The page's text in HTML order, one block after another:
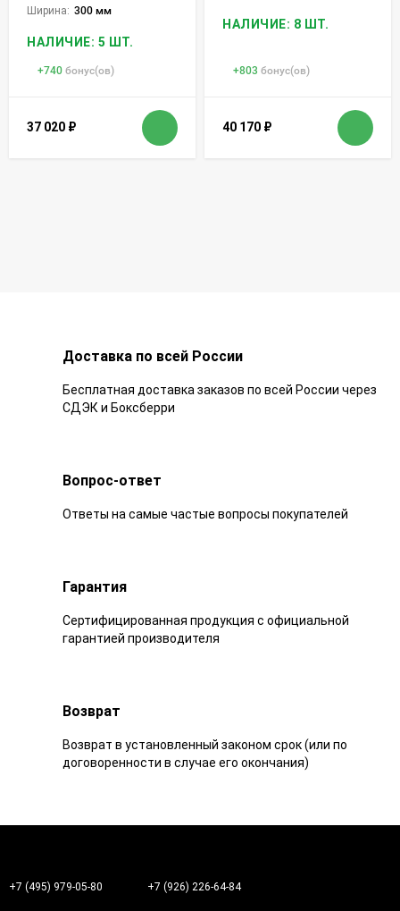
Ширина: 300 мм
НАЛИЧИЕ: 5 ШТ.
+740 бонус(ов)
37 020 ₽
НАЛИЧИЕ: 8 ШТ.
+803 бонус(ов)
40 170 ₽
Доставка по всей России
Бесплатная доставка заказов по всей России через
СДЭК и Боксберри
Вопрос-ответ
Ответы на самые частые вопросы покупателей
Гарантия
Сертифицированная продукция с официальной
гарантией производителя
Возврат
Возврат в установленный законом срок (или по
договоренности в случае его окончания)
+7 (495) 979-05-80 +7 (926) 226-64-84